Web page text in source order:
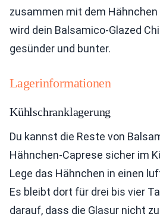
zusammen mit dem Hähnchen
wird dein Balsamico-Glazed
gesünder und bunter.
Lagerinformationen
Kühlschranklagerung
Du kannst die Reste von
Hähnchen-Caprese sicher im
Lege das Hähnchen in einen
Es bleibt dort für drei bis vier
darauf, dass die Glasur nicht